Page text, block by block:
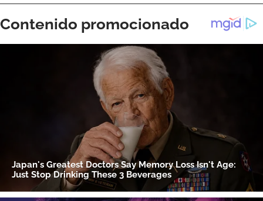
Gracias por suscribirte a nuestro boletín.
ACEPTAR